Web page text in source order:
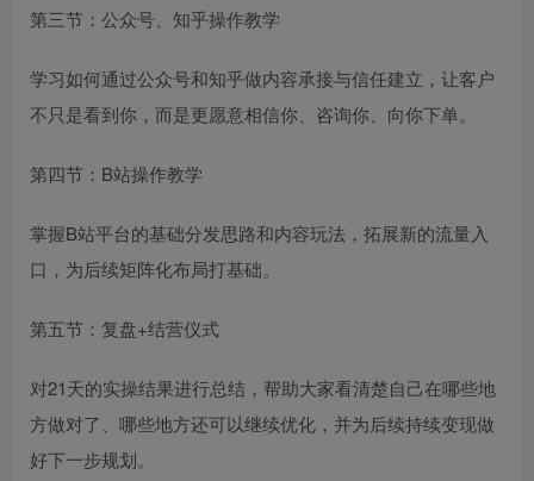
第三节：公众号、知乎操作教学
学习如何通过公众号和知乎做内容承接与信任建立，让客户
不只是看到你，而是更愿意相信你、咨询你、向你下单。
第四节：B站操作教学
掌握B站平台的基础分发思路和内容玩法，拓展新的流量入
口，为后续矩阵化布局打基础。
第五节：复盘+结营仪式
对21天的实操结果进行总结，帮助大家看清楚自己在哪些地
方做对了、哪些地方还可以继续优化，并为后续持续变现做
好下一步规划。